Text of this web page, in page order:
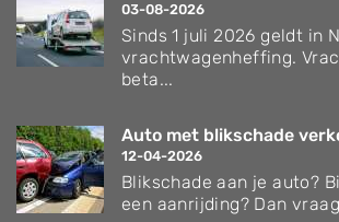
03-08-2026
Sinds 1 juli 2026 geldt in
vrachtwagenheffing.
beta...
Auto met blikschade
12-04-2026
Blikschade aan je auto?
een aanrijding? Dan